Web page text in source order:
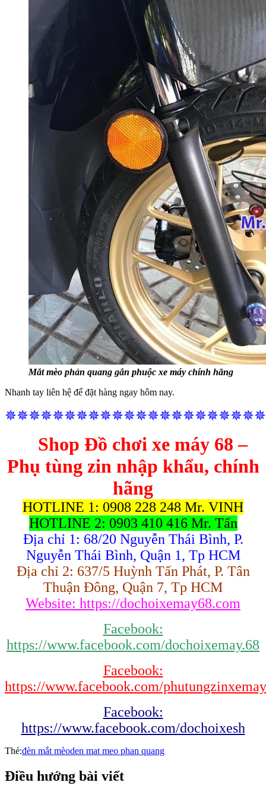
Mắt mèo phản quang gắn phuộc xe máy chính hãng
Nhanh tay liên hệ để đặt hàng ngay hôm nay.
Shop Đồ chơi xe máy 68 –
Phụ tùng zin nhập khẩu, chính
hãng
HOTLINE 1: 0908 228 248 Mr. VINH
HOTLINE 2: 0903 410 416 Mr. Tấn
Địa chỉ 1: 68/20 Nguyễn Thái Bình, P.
Nguyễn Thái Bình, Quận 1, Tp HCM
Địa chỉ 2: 637/5 Huỳnh Tấn Phát, P. Tân
Thuận Đông, Quận 7, Tp HCM
Website: https://dochoixemay68.com
Facebook:
https://www.facebook.com/dochoixemay.68
Facebook:
https://www.facebook.com/phutungzinxemay
Facebook:
https://www.facebook.com/dochoixesh
Thẻ:đèn mắt mèoden mat meo phan quang
Điều hướng bài viết